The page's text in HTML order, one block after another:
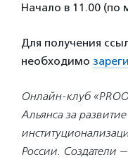
Начало в 11.00 (по
Для получения
необходимо
Онлайн-клуб
Альянса за
России. Создатели